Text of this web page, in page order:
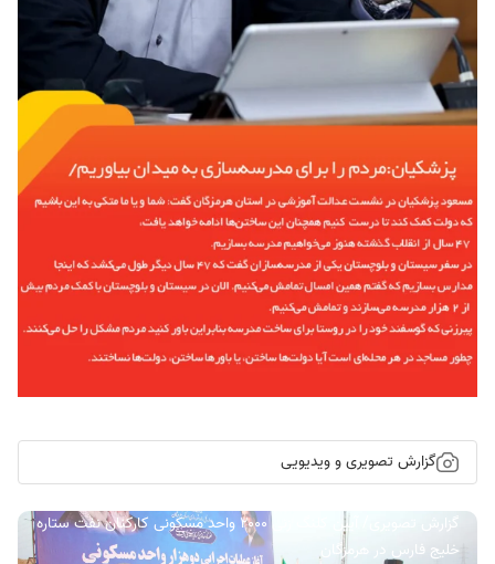
گزارش تصویری و ویدیویی
گزارش تصویری/ آیین کلنگ زنی ۲۰۰۰ واحد مسکونی کارکنان نفت ستاره
خلیج فارس در هرمزگان